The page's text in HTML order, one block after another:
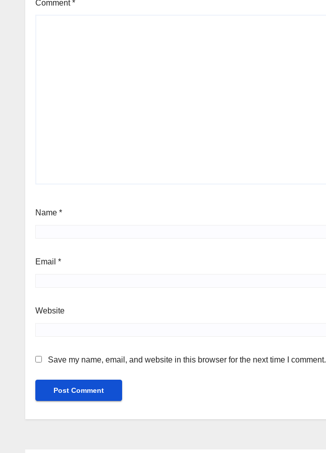
Comment*
Name *
Email *
Website
Save my name, email, and website in this browser for the next time I comment.